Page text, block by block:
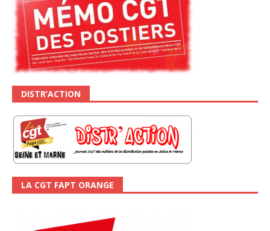
DISTR’ACTION
LA CGT FAPT ORANGE